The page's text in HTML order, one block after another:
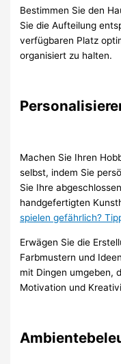
Bestimmen Sie den
Sie die Aufteilung
verfügbaren Platz
organisiert zu halten.
Machen Sie Ihren
selbst, indem Sie
Sie Ihre
handgefertigten
spielen gefährlich?
Erwägen Sie die
Farbmustern und
mit Dingen umgeben,
Motivation und